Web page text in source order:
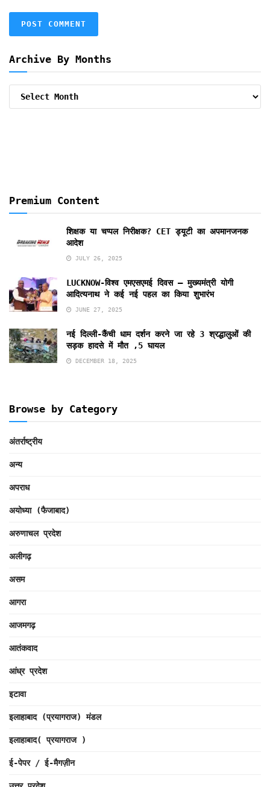
Archive By Months
Archive
Premium Content
शिक्षक या चप्पल निरीक्षक? CET ड्यूटी का अपमानजनक
आदेश
JULY 26, 2025
LUCKNOW-विश्व एमएसएमई दिवस – मुख्यमंत्री योगी
आदित्यनाथ ने कई नई पहल का किया शुभारंभ
JUNE 27, 2025
नई दिल्ली-कैंची धाम दर्शन करने जा रहे 3 श्रद्धालुओं की
सड़क हादसे में मौत ,5 घायल
DECEMBER 18, 2025
Browse by Category
अंतर्राष्ट्रीय
अन्य
अपराध
अयोध्या (फैजाबाद)
अरुणाचल प्रदेश
अलीगढ़
असम
आगरा
आजमगढ़
आतंकवाद
आंध्र प्रदेश
इटावा
इलाहाबाद (प्रयागराज) मंडल
इलाहाबाद( प्रयागराज )
ई-पेपर / ई-मैगज़ीन